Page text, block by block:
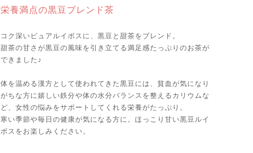
栄養満点の黒豆ブレンド茶
コク深いピュアルイボスに、黒豆と甜茶をブレンド。
甜茶の甘さが黒豆の風味を引き立てる満足感たっぷりのお茶が
できました♪
体を温める漢方として使われてきた黒豆には、貧血が気になり
がちな方に嬉しい鉄分や体の水分バランスを整えるカリウムな
ど、女性の悩みをサポートしてくれる栄養がたっぷり。
寒い季節や毎日の健康が気になる方に。ほっこり甘い黒豆ルイ
ボスをお楽しみください。